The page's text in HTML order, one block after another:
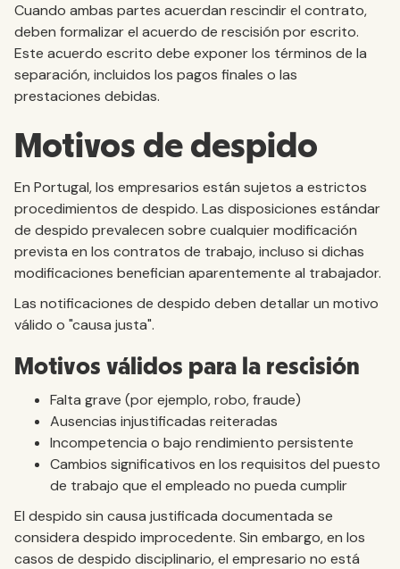
Cuando ambas partes acuerdan rescindir el contrato,
deben formalizar el acuerdo de rescisión por escrito.
Este acuerdo escrito debe exponer los términos de la
separación, incluidos los pagos finales o las
prestaciones debidas.
Motivos de despido
En Portugal, los empresarios están sujetos a estrictos
procedimientos de despido. Las disposiciones estándar
de despido prevalecen sobre cualquier modificación
prevista en los contratos de trabajo, incluso si dichas
modificaciones benefician aparentemente al trabajador.
Las notificaciones de despido deben detallar un motivo
válido o "causa justa".
Motivos válidos para la rescisión
Falta grave (por ejemplo, robo, fraude)
Ausencias injustificadas reiteradas
Incompetencia o bajo rendimiento persistente
Cambios significativos en los requisitos del puesto
de trabajo que el empleado no pueda cumplir
El despido sin causa justificada documentada se
considera despido improcedente. Sin embargo, en los
casos de despido disciplinario, el empresario no está